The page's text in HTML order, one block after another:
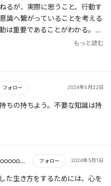
を運命のせいにし、努力を放棄
るが、実際に思うこと、行動す
識へ繋がっていることを考える
は重要であることがわかる。天
いても、宿命は自らの意思で変え
とが大切なのだ。
エピソードは昔放送された「レ
と思った。
もっと読む
フォロー 2024年5月22日
ちの持ちよう。不要な知識は持
shooooooooooooou フォロー 2024年5月1日
た生き方をするためには、心を